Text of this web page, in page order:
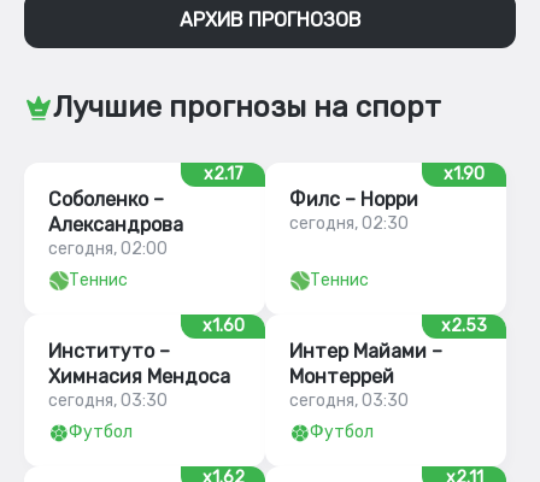
АРХИВ ПРОГНОЗОВ
Лучшие прогнозы на спорт
x2.17
Соболенко –
Александрова
сегодня, 02:00
Теннис
x1.90
Филс – Норри
сегодня, 02:30
Теннис
x1.60
Институто –
Химнасия Мендоса
сегодня, 03:30
Футбол
x2.53
Интер Майами –
Монтеррей
сегодня, 03:30
Футбол
x1.62 x2.11